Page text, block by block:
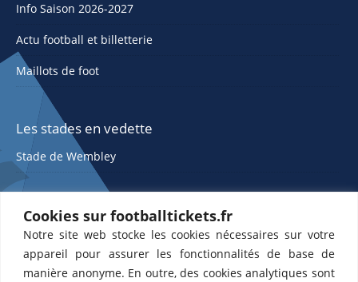
Cookies sur footballtickets.fr
Notre site web stocke les cookies nécessaires sur votre
appareil pour assurer les fonctionnalités de base de
manière anonyme. En outre, des cookies analytiques sont
Info Saison 2026-2027
Actu football et billetterie
Maillots de foot
Les stades en vedette
Stade de Wembley